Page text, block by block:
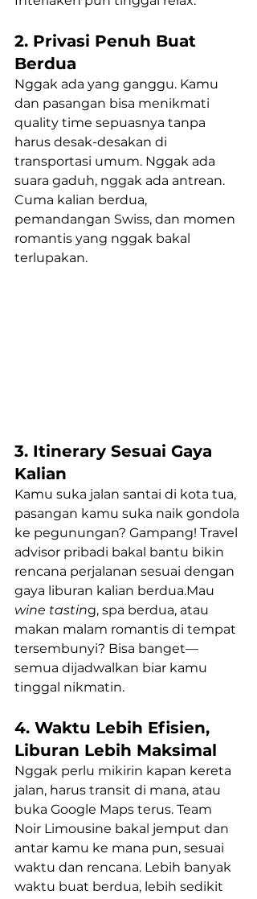
2. Privasi Penuh Buat
Berdua
Nggak ada yang ganggu. Kamu
dan pasangan bisa menikmati
quality time sepuasnya tanpa
harus desak-desakan di
transportasi umum. Nggak ada
suara gaduh, nggak ada antrean.
Cuma kalian berdua,
pemandangan Swiss, dan momen
romantis yang nggak bakal
terlupakan.
3. Itinerary Sesuai Gaya
Kalian
Kamu suka jalan santai di kota tua,
pasangan kamu suka naik gondola
ke pegunungan? Gampang! Travel
advisor pribadi bakal bantu bikin
rencana perjalanan sesuai dengan
gaya liburan kalian berdua.Mau
wine tasting, spa berdua, atau
makan malam romantis di tempat
tersembunyi? Bisa banget—
semua dijadwalkan biar kamu
tinggal nikmatin.
4. Waktu Lebih Efisien,
Liburan Lebih Maksimal
Nggak perlu mikirin kapan kereta
jalan, harus transit di mana, atau
buka Google Maps terus. Team
Noir Limousine bakal jemput dan
antar kamu ke mana pun, sesuai
waktu dan rencana. Lebih banyak
waktu buat berdua, lebih sedikit